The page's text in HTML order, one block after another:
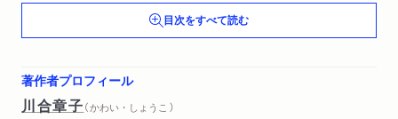
第四章 下剋上の始まり
第六章 戦国時代の終わり――始皇帝の天下統一
目次をすべて読む
著作者プロフィール
川合章子（ かわい・しょうこ ）